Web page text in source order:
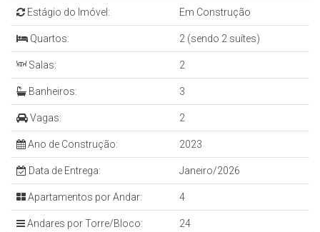
Estágio do Imóvel: Em Construção
Quartos: 2 (sendo 2 suítes)
Salas: 2
Banheiros: 3
Vagas: 2
Ano de Construção: 2023
Data de Entrega: Janeiro/2026
Apartamentos por Andar: 4
Andares por Torre/Bloco: 24